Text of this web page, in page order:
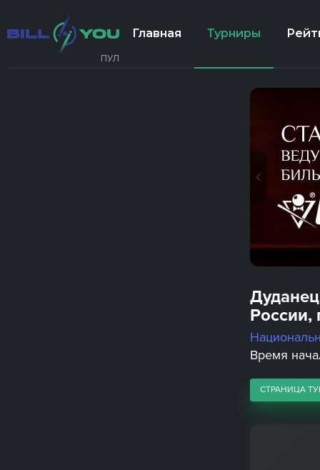
ПУЛ
Главная Турниры
России,
Время
СТРАНИЦА